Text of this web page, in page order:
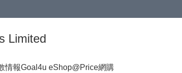
Limited
情報Goal4u eShop@Price網購